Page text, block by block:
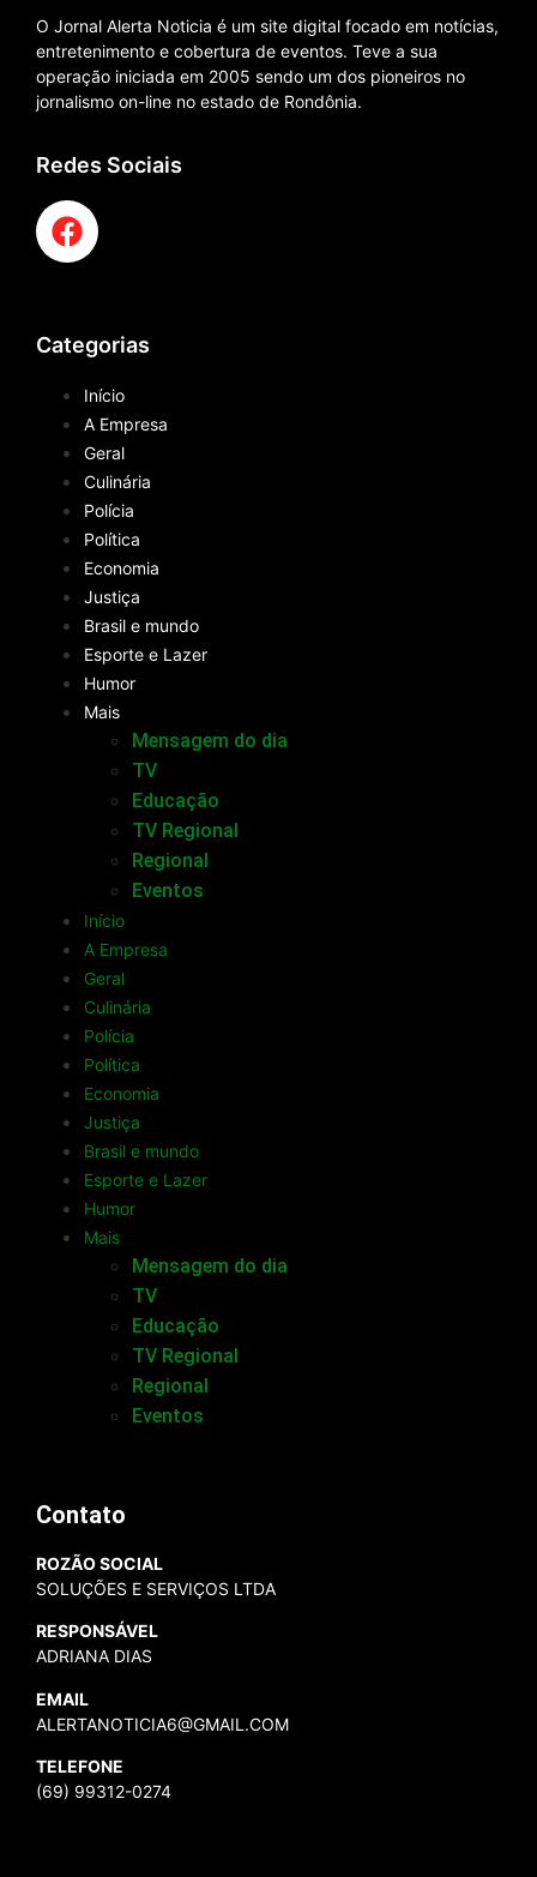
O Jornal Alerta Noticia é um site digital focado em notícias,
entretenimento e cobertura de eventos. Teve a sua
operação iniciada em 2005 sendo um dos pioneiros no
jornalismo on-line no estado de Rondônia.
Redes Sociais
Categorias
Início
A Empresa
Geral
Culinária
Polícia
Política
Economia
Justiça
Brasil e mundo
Esporte e Lazer
Humor
Mais
Mensagem do dia
TV
Educação
TV Regional
Regional
Eventos
Início
A Empresa
Geral
Culinária
Polícia
Política
Economia
Justiça
Brasil e mundo
Esporte e Lazer
Humor
Mais
Mensagem do dia
TV
Educação
TV Regional
Regional
Eventos
Contato
ROZÃO SOCIAL
SOLUÇÕES E SERVIÇOS LTDA
RESPONSÁVEL
ADRIANA DIAS
EMAIL
ALERTANOTICIA6@GMAIL.COM
TELEFONE
(69) 99312-0274